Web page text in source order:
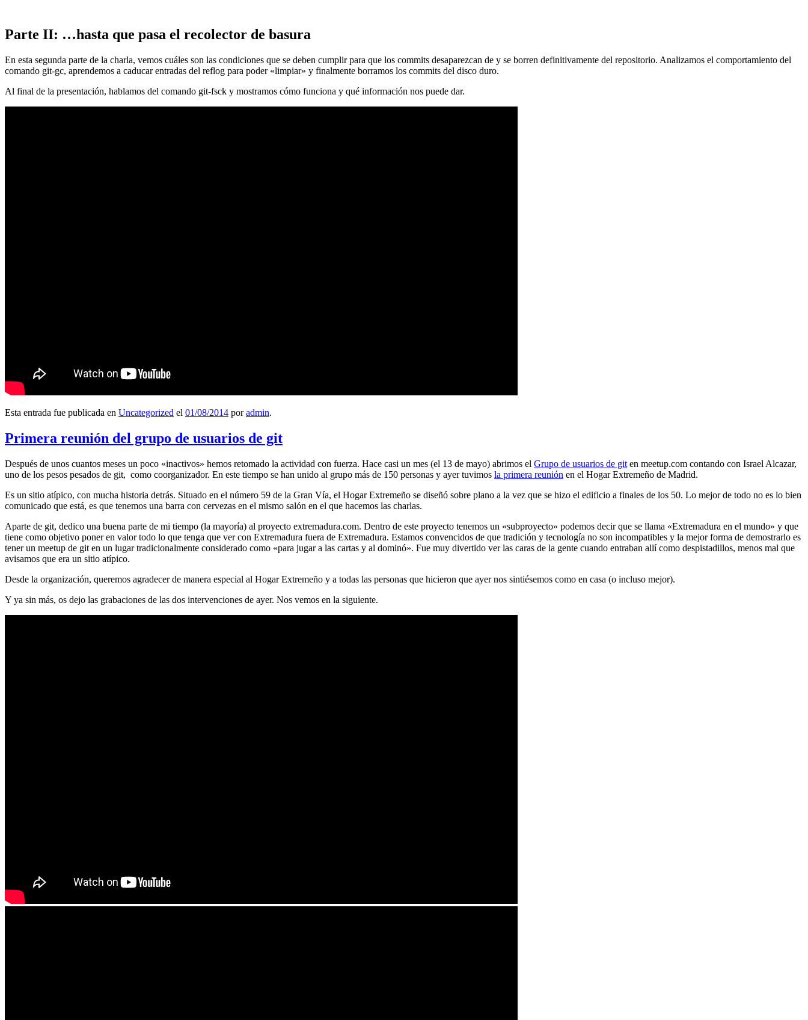
Parte II: …hasta que pasa el recolector de basura
En esta segunda parte de la charla, vemos cuáles son las condiciones que se deben cumplir para que los commits desaparezcan de y se borren definitivamente del repositorio. Analizamos el comportamiento del
comando git-gc, aprendemos a caducar entradas del reflog para poder «limpiar» y finalmente borramos los commits del disco duro.
Al final de la presentación, hablamos del comando git-fsck y mostramos cómo funciona y qué información nos puede dar.
Esta entrada fue publicada en Uncategorized el 01/08/2014 poradmin.
Primera reunión del grupo de usuarios de git
Después de unos cuantos meses un poco «inactivos» hemos retomado la actividad con fuerza. Hace casi un mes (el 13 de mayo) abrimos el Grupo de usuarios de git en meetup.com contando con Israel Alcazar,
uno de los pesos pesados de git, como coorganizador. En este tiempo se han unido al grupo más de 150 personas y ayer tuvimos la primera reunión en el Hogar Extremeño de Madrid.
Es un sitio atípico, con mucha historia detrás. Situado en el número 59 de la Gran Vía, el Hogar Extremeño se diseñó sobre plano a la vez que se hizo el edificio a finales de los 50. Lo mejor de todo no es lo bien
comunicado que está, es que tenemos una barra con cervezas en el mismo salón en el que hacemos las charlas.
Aparte de git, dedico una buena parte de mi tiempo (la mayoría) al proyecto extremadura.com. Dentro de este proyecto tenemos un «subproyecto» podemos decir que se llama «Extremadura en el mundo» y que
tiene como objetivo poner en valor todo lo que tenga que ver con Extremadura fuera de Extremadura. Estamos convencidos de que tradición y tecnología no son incompatibles y la mejor forma de demostrarlo es
tener un meetup de git en un lugar tradicionalmente considerado como «para jugar a las cartas y al dominó». Fue muy divertido ver las caras de la gente cuando entraban allí como despistadillos, menos mal que
avisamos que era un sitio atípico.
Desde la organización, queremos agradecer de manera especial al Hogar Extremeño y a todas las personas que hicieron que ayer nos sintiésemos como en casa (o incluso mejor).
Y ya sin más, os dejo las grabaciones de las dos intervenciones de ayer. Nos vemos en la siguiente.